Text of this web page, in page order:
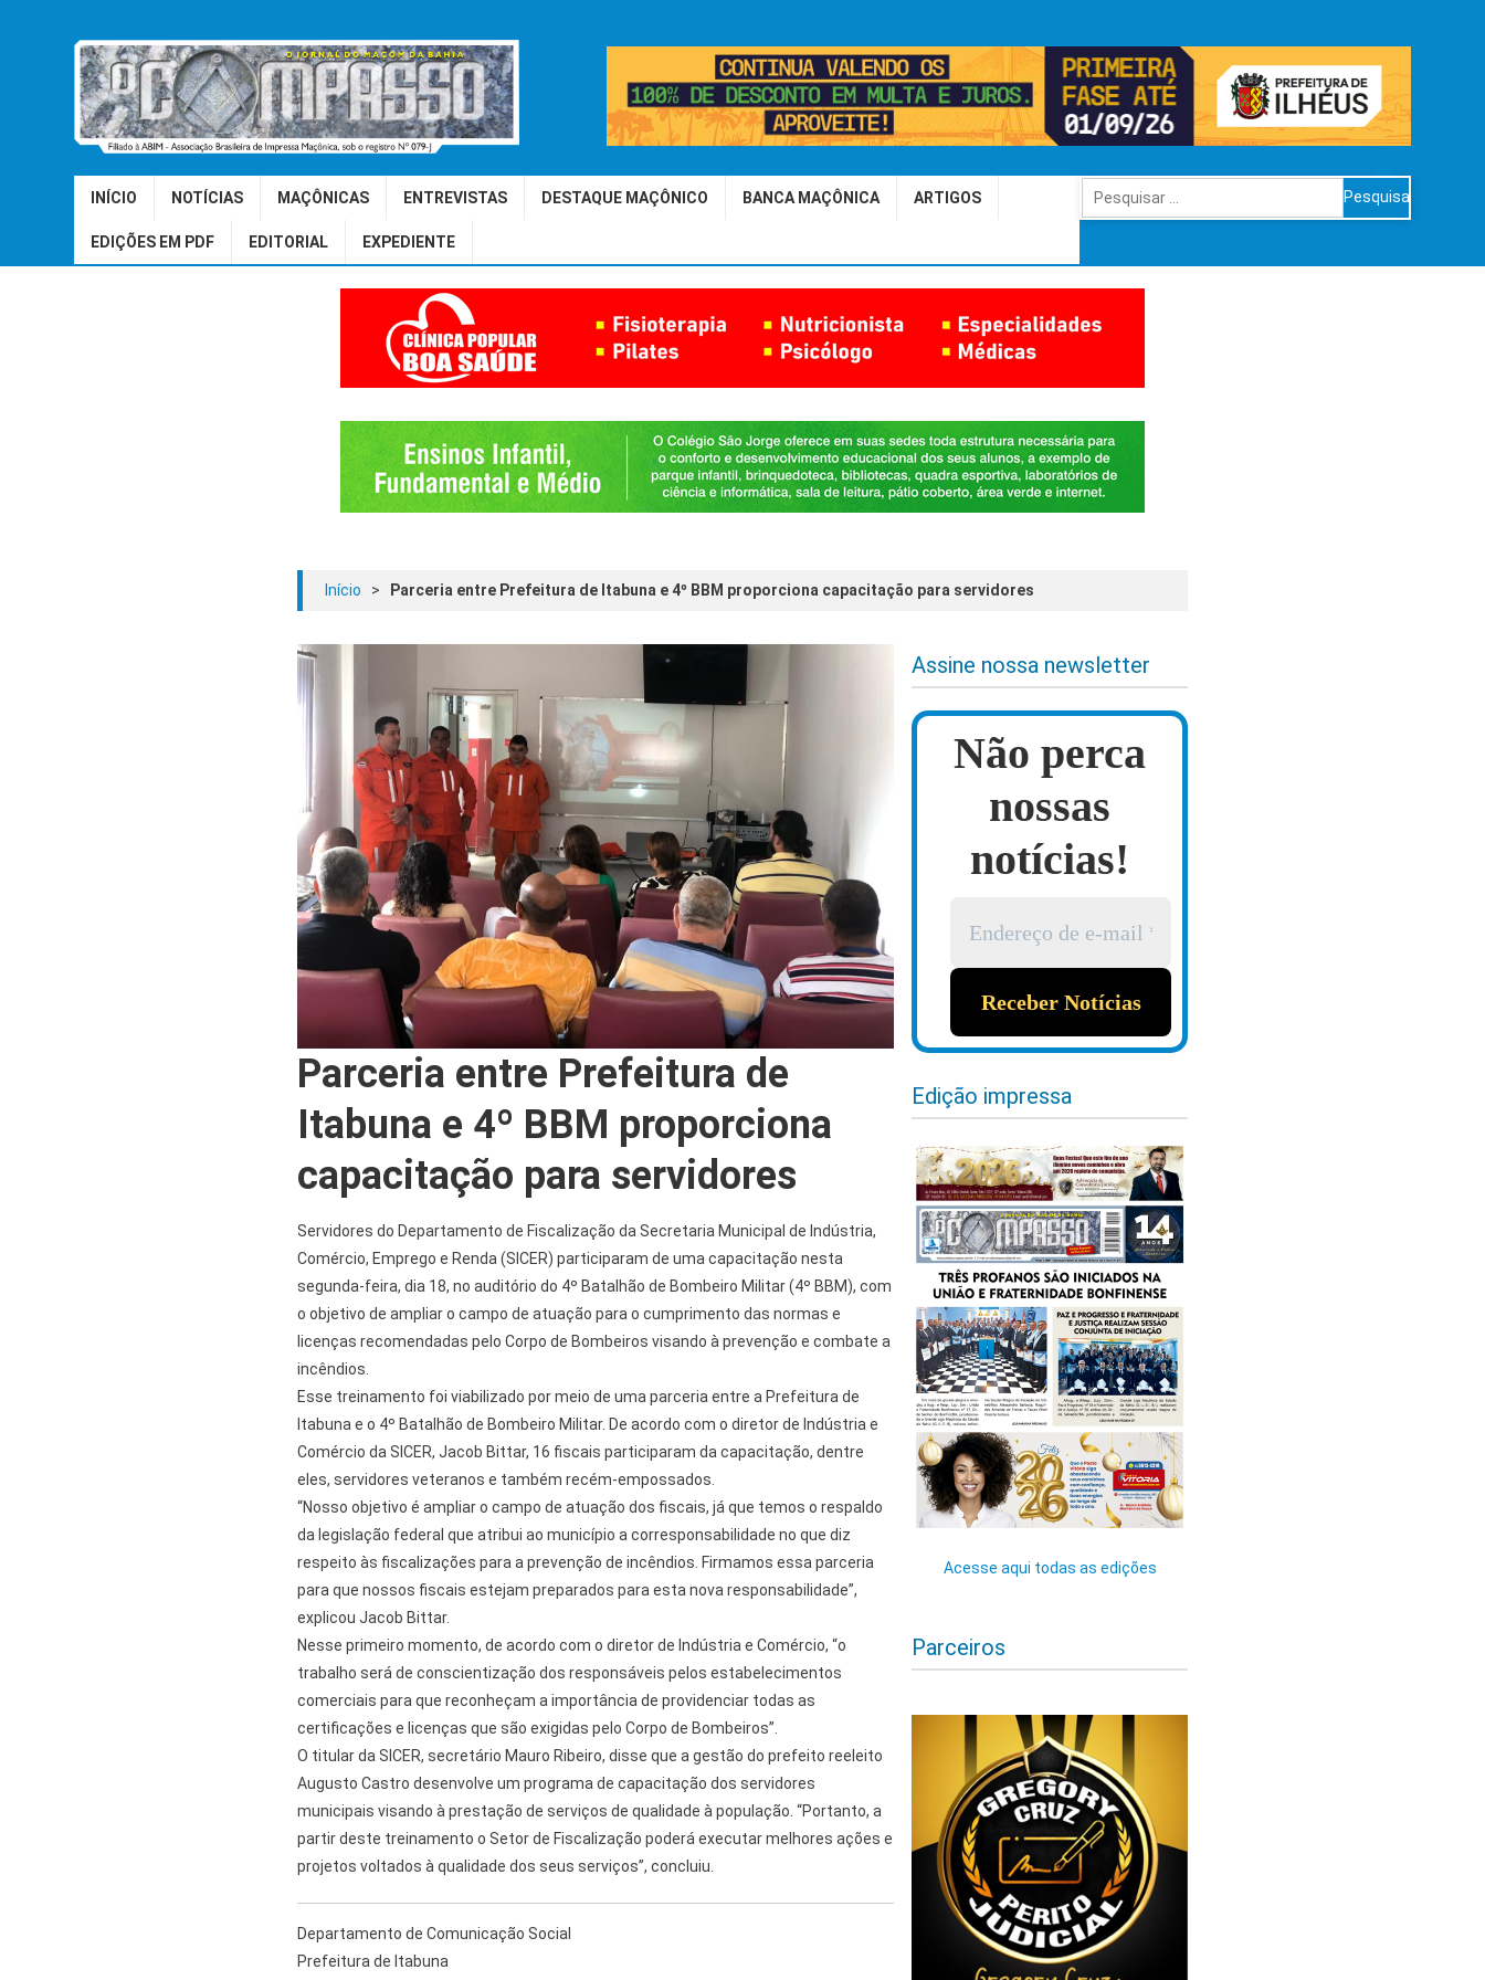
INÍCIO NOTÍCIAS MAÇÔNICAS ENTREVISTAS DESTAQUE MAÇÔNICO BANCA MAÇÔNICA ARTIGOS
EDIÇÕES EM PDF EDITORIAL EXPEDIENTE
Pesquisar
por:
Início > Parceria entre Prefeitura de Itabuna e 4º BBM proporciona capacitação para servidores
Parceria entre Prefeitura de
Itabuna e 4º BBM proporciona
capacitação para servidores
Servidores do Departamento de Fiscalização da Secretaria Municipal de Indústria,
Comércio, Emprego e Renda (SICER) participaram de uma capacitação nesta
segunda-feira, dia 18, no auditório do 4º Batalhão de Bombeiro Militar (4º BBM), com
o objetivo de ampliar o campo de atuação para o cumprimento das normas e
licenças recomendadas pelo Corpo de Bombeiros visando à prevenção e combate a
incêndios.
Esse treinamento foi viabilizado por meio de uma parceria entre a Prefeitura de
Itabuna e o 4º Batalhão de Bombeiro Militar. De acordo com o diretor de Indústria e
Comércio da SICER, Jacob Bittar, 16 fiscais participaram da capacitação, dentre
eles, servidores veteranos e também recém-empossados.
“Nosso objetivo é ampliar o campo de atuação dos fiscais, já que temos o respaldo
da legislação federal que atribui ao município a corresponsabilidade no que diz
respeito às fiscalizações para a prevenção de incêndios. Firmamos essa parceria
para que nossos fiscais estejam preparados para esta nova responsabilidade”,
explicou Jacob Bittar.
Nesse primeiro momento, de acordo com o diretor de Indústria e Comércio, “o
trabalho será de conscientização dos responsáveis pelos estabelecimentos
comerciais para que reconheçam a importância de providenciar todas as
certificações e licenças que são exigidas pelo Corpo de Bombeiros”.
O titular da SICER, secretário Mauro Ribeiro, disse que a gestão do prefeito reeleito
Augusto Castro desenvolve um programa de capacitação dos servidores
municipais visando à prestação de serviços de qualidade à população. “Portanto, a
partir deste treinamento o Setor de Fiscalização poderá executar melhores ações e
projetos voltados à qualidade dos seus serviços”, concluiu.
Departamento de Comunicação Social
Prefeitura de Itabuna
Assine nossa newsletter
Não perca
nossas
notícias!
Edição impressa
Acesse aqui todas as edições
Parceiros